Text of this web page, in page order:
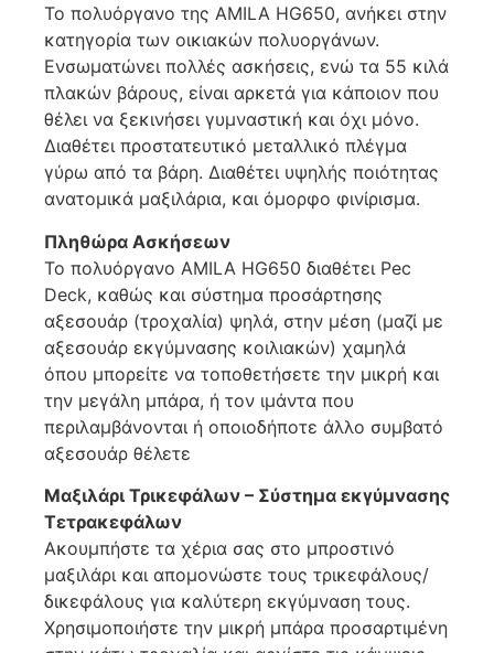
Το πολυόργανο της AMILA HG650, ανήκει στην
κατηγορία των οικιακών πολυοργάνων.
Ενσωματώνει πολλές ασκήσεις, ενώ τα 55 κιλά
πλακών βάρους, είναι αρκετά για κάποιον που
θέλει να ξεκινήσει γυμναστική και όχι μόνο.
Διαθέτει προστατευτικό μεταλλικό πλέγμα
γύρω από τα βάρη. Διαθέτει υψηλής ποιότητας
ανατομικά μαξιλάρια, και όμορφο φινίρισμα.
Πληθώρα Ασκήσεων
Το πολυόργανο AMILA HG650 διαθέτει Pec
Deck, καθώς και σύστημα προσάρτησης
αξεσουάρ (τροχαλία) ψηλά, στην μέση (μαζί με
αξεσουάρ εκγύμνασης κοιλιακών) χαμηλά
όπου μπορείτε να τοποθετήσετε την μικρή και
την μεγάλη μπάρα, ή τον ιμάντα που
περιλαμβάνονται ή οποιοδήποτε άλλο συμβατό
αξεσουάρ θέλετε
Μαξιλάρι Τρικεφάλων – Σύστημα εκγύμνασης
Τετρακεφάλων
Ακουμπήστε τα χέρια σας στο μπροστινό
μαξιλάρι και απομονώστε τους τρικεφάλους/
δικεφάλους για καλύτερη εκγύμναση τους.
Χρησιμοποιήστε την μικρή μπάρα προσαρτιμένη